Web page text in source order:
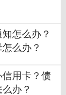
怎么办？
么办？
用卡？债
办？